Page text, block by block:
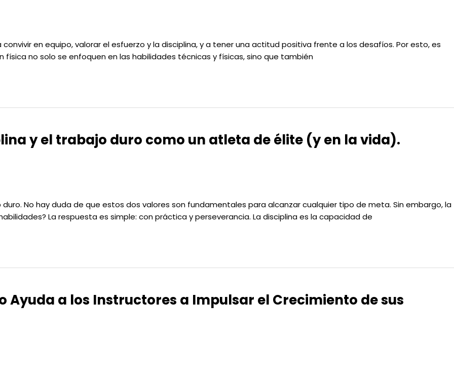
en equipo, valorar el esfuerzo y la disciplina, y a tener una actitud positiva frente a los desafíos. Por esto, es
no solo se enfoquen en las habilidades técnicas y físicas, sino que también
y el trabajo duro como un atleta de élite (y en la vida).
No hay duda de que estos dos valores son fundamentales para alcanzar cualquier tipo de meta. Sin embargo, la
La respuesta es simple: con práctica y perseverancia. La disciplina es la capacidad de
Ayuda a los Instructores a Impulsar el Crecimiento de sus